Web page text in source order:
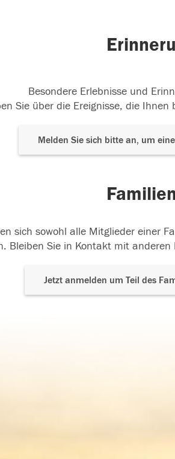
Besondere Erlebnisse und
Sie über die Ereignisse, die
Melden Sie sich bitte an, um
sich sowohl alle Mitglieder einer
Bleiben Sie in Kontakt mit
Jetzt anmelden um Teil des